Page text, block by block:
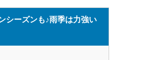
力強い緑に映える苔むした遺跡が神秘的な季節です☆
シーズンも♪雨季は力強い